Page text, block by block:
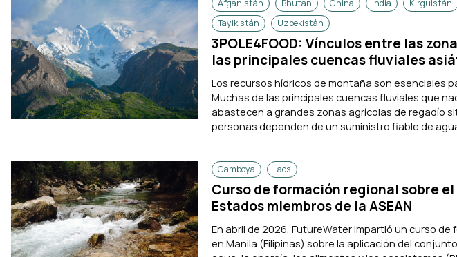
Afganistán Bhutan China India Kirguistán
Tayikistán
Uzbekistán
3POLE4FOOD: Vínculos entre las
las principales cuencas fluviales
Los recursos hídricos de montaña son esenciales
Muchas de las principales cuencas fluviales que
abastecen a grandes zonas agrícolas de regadío
personas dependen de un suministro fiable de agua
Camboya Laos
Curso de formación regional sobre el
Estados miembros de la ASEAN
En abril de 2026, FutureWater impartió un curso
en Manila (Filipinas) sobre la aplicación del